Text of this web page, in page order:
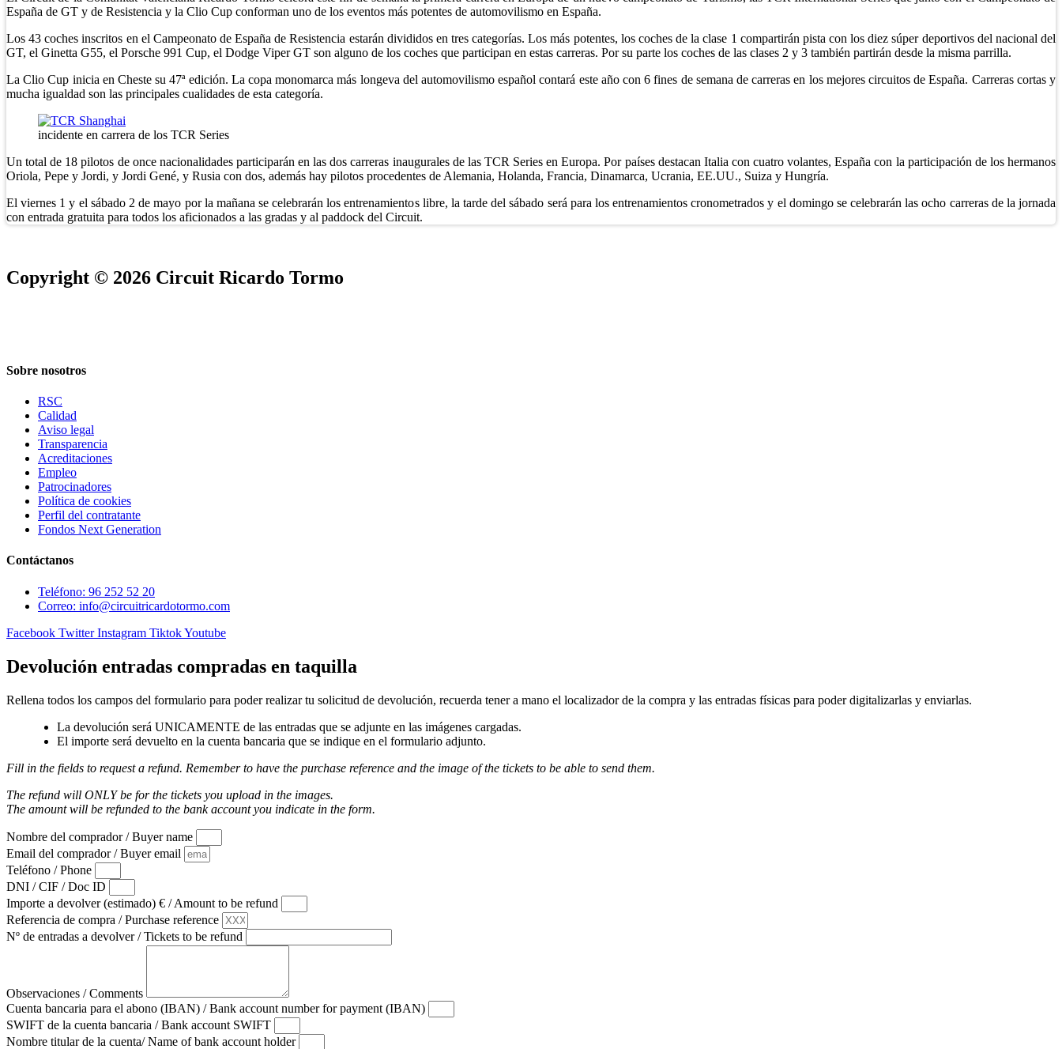
España de GT y de Resistencia y la Clio Cup conforman uno de los eventos más potentes de automovilismo en España.
Los 43 coches inscritos en el Campeonato de España de Resistencia estarán divididos en tres categorías. Los más potentes, los coches de la clase 1 compartirán pista con los diez súper deportivos del nacional del
GT, el Ginetta G55, el Porsche 991 Cup, el Dodge Viper GT son alguno de los coches que participan en estas carreras. Por su parte los coches de las clases 2 y 3 también partirán desde la misma parrilla.
La Clio Cup inicia en Cheste su 47ª edición. La copa monomarca más longeva del automovilismo español contará este año con 6 fines de semana de carreras en los mejores circuitos de España. Carreras cortas y
mucha igualdad son las principales cualidades de esta categoría.
incidente en carrera de los TCR Series
Un total de 18 pilotos de once nacionalidades participarán en las dos carreras inaugurales de las TCR Series en Europa. Por países destacan Italia con cuatro volantes, España con la participación de los hermanos
Oriola, Pepe y Jordi, y Jordi Gené, y Rusia con dos, además hay pilotos procedentes de Alemania, Holanda, Francia, Dinamarca, Ucrania, EE.UU., Suiza y Hungría.
El viernes 1 y el sábado 2 de mayo por la mañana se celebrarán los entrenamientos libre, la tarde del sábado será para los entrenamientos cronometrados y el domingo se celebrarán las ocho carreras de la jornada
con entrada gratuita para todos los aficionados a las gradas y al paddock del Circuit.
Copyright © 2026 Circuit Ricardo Tormo
Sobre nosotros
RSC
Calidad
Aviso legal
Transparencia
Acreditaciones
Empleo
Patrocinadores
Política de cookies
Perfil del contratante
Fondos Next Generation
Contáctanos
Teléfono: 96 252 52 20
Correo: info@circuitricardotormo.com
Facebook Twitter Instagram TiktokYoutube
Devolución entradas compradas en taquilla
Rellena todos los campos del formulario para poder realizar tu solicitud de devolución, recuerda tener a mano el localizador de la compra y las entradas físicas para poder digitalizarlas y enviarlas.
La devolución será UNICAMENTE de las entradas que se adjunte en las imágenes cargadas.
El importe será devuelto en la cuenta bancaria que se indique en el formulario adjunto.
Fill in the fields to request a refund. Remember to have the purchase reference and the image of the tickets to be able to send them.
The refund will ONLY be for the tickets you upload in the images.
The amount will be refunded to the bank account you indicate in the form.
Nombre del comprador / Buyer name
Email del comprador / Buyer email
Teléfono / Phone
DNI / CIF / Doc ID
Importe a devolver (estimado) € / Amount to be refund
Referencia de compra / Purchase reference
Nº de entradas a devolver / Tickets to be refund
Observaciones / Comments
Cuenta bancaria para el abono (IBAN) / Bank account number for payment (IBAN)
SWIFT de la cuenta bancaria / Bank account SWIFT
Nombre titular de la cuenta/ Name of bank account holder